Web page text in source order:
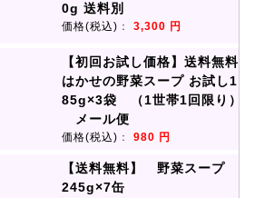
0g 送料別
価格(税込) ： 3,300 円
【初回お試し価格】送料無料
はかせの野菜スープ お試し1
85g×3袋 （1世帯1回限り）
メール便
価格(税込) ： 980 円
【送料無料】 野菜スープ
245g×7缶